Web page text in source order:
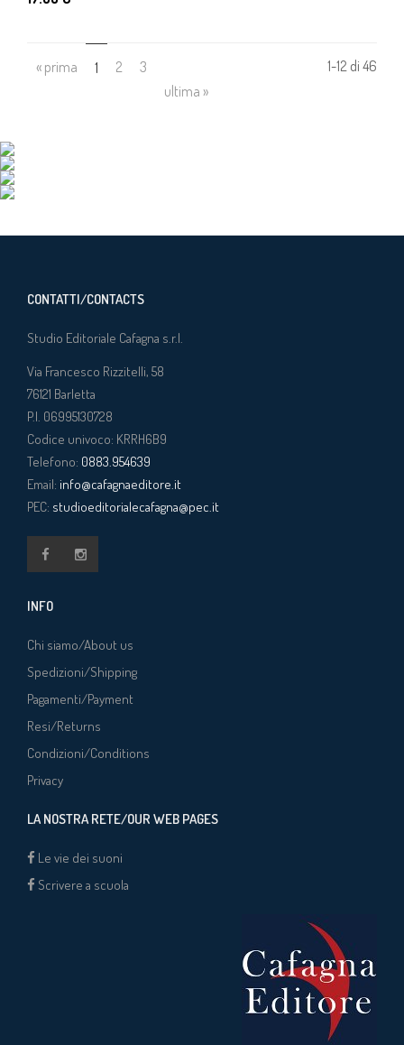
« prima 1 (current)
2
3
ultima »
1-12 di 46
CONTATTI/CONTACTS
Studio Editoriale Cafagna s.r.l.
Via Francesco Rizzitelli, 58
76121 Barletta
P.I. 06995130728
Codice univoco: KRRH6B9
Telefono: 0883.954639
Email: info@cafagnaeditore.it
PEC: studioeditorialecafagna@pec.it
INFO
Chi siamo/About us
Spedizioni/Shipping
Pagamenti/Payment
Resi/Returns
Condizioni/Conditions
Privacy
LA NOSTRA RETE/OUR WEB PAGES
Le vie dei suoni
Scrivere a scuola